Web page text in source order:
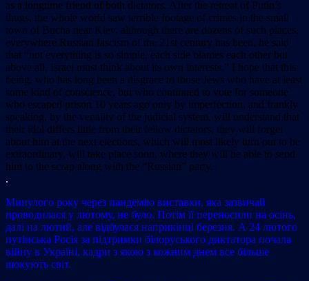
as a longtime friend of both dictators. After the retreat of Putin’s
thugs, the whole world saw terrible footage of crimes in the small
town of Bucha near Kiev, although there are dozens of such places,
everywhere Russian fascism of the 21st century has been, he said
that “not everything is so simple, each side blames each other but
above all, Israel must think about its own interests.” I hope that this
being, who has long been a disgrace to those Jews who have at least
some kind of conscience, but who continued to vote for someone
who escaped prison 10 years ago only by imperfection, and frankly
speaking, by the venality of the judicial system, will understand that
their idol differs little from their fellow dictators, they will forget
about him at the next elections, which will most likely turn out to be
extraordinary, will take place soon, where they will be able to send
him to the scrap along with the “Russian” party.
.
Минулого року через пандемію виставки, яка зазвичай
проводилася у лютому, не було. Потім її переносили на осінь,
далі на лютий, але відбулася наприкінці березня. А 24 лютого
путінська Росія за підтримки білоруського диктатора почала
війну в Україні, кадри з якою з кожним днем все більше
шокують світ.